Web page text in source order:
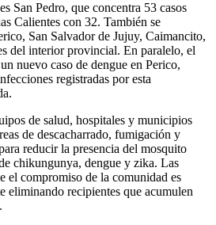
San Pedro, que concentra 53 casos
Calientes con 32. También se
, San Salvador de Jujuy, Caimancito,
del interior provincial. En paralelo, el
nuevo caso de dengue en Perico,
registradas por esta
de salud, hospitales y municipios
de descacharrado, fumigación y
reducir la presencia del mosquito
chikungunya, dengue y zika. Las
el compromiso de la comunidad es
eliminando recipientes que acumulen